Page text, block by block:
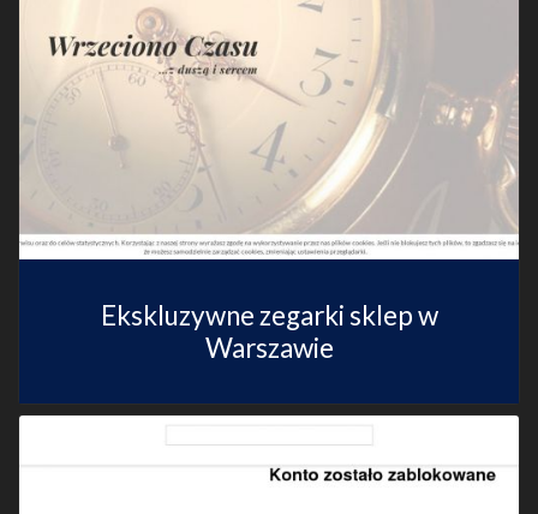
Ekskluzywne zegarki sklep w
Warszawie